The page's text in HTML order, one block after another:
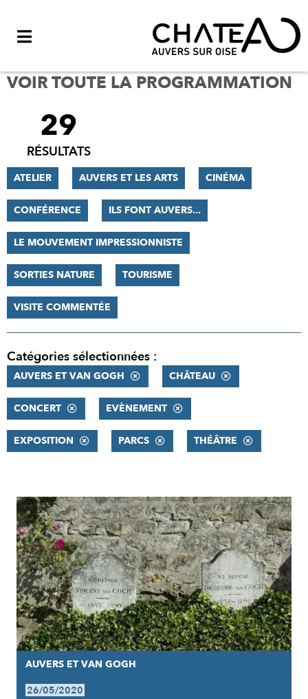
VOIR TOUTE LA PROGRAMMATION
FILTRER
RÉSULTATS
29
RÉSULTATS
ATELIER AUVERS ET LES ARTS CINÉMA
CONFÉRENCE ILS FONT AUVERS...
LE MOUVEMENT IMPRESSIONNISTE
SORTIES NATURE TOURISME
VISITE COMMENTÉE
Catégories sélectionnées :
AUVERS ET VAN GOGH CHÂTEAU
CONCERT EVÈNEMENT
EXPOSITION PARCS THÉÂTRE
RÉSULTATS
AUVERS ET VAN GOGH
26/05/2020